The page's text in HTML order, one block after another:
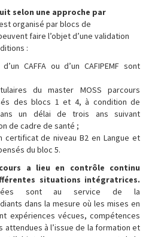
selon une approche par
organisé par blocs de
faire l’objet d’une validation
:
CAFFA ou d’un CAFIPEMF sont
du master MOSS parcours
des blocs 1 et 4, à condition de
un délai de trois ans suivant
de cadre de santé ;
certificat de niveau B2 en Langue et
du bloc 5.
a lieu en contrôle continu
situations intégratrices.
sont au service de la
dans la mesure où les mises en
expériences vécues, compétences
à l’issue de la formation et